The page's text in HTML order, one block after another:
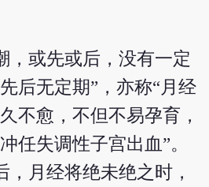
，或先或后，没有一定
后无定期”，亦称“月经
不愈，不但不易孕育，
任失调性子宫出血”。
，月经将绝未绝之时，